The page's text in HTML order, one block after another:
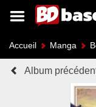
Accueil Manga
Album